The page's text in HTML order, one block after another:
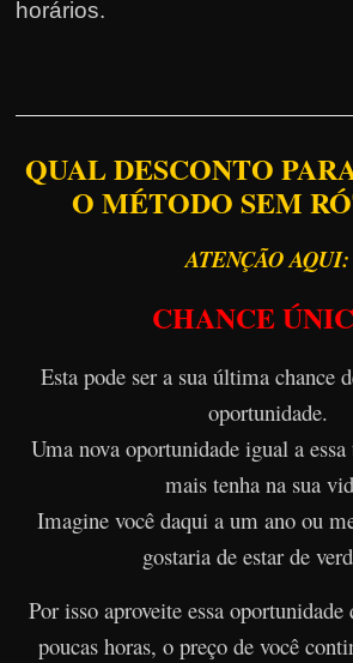
horários.
QUAL DESCONTO
O MÉTODO SEM
ATENÇÃO AQUI:
CHANCE
Esta pode ser a sua última chance
oportunidade.
Uma nova oportunidade igual a
mais tenha na sua
Imagine você daqui a um ano ou
gostaria de estar de
Por isso aproveite essa oportunidade
poucas horas, o preço de você